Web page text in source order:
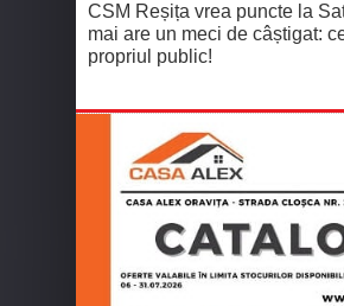
CSM Reșița vrea puncte la
mai are un meci de câștigat:
propriul public!